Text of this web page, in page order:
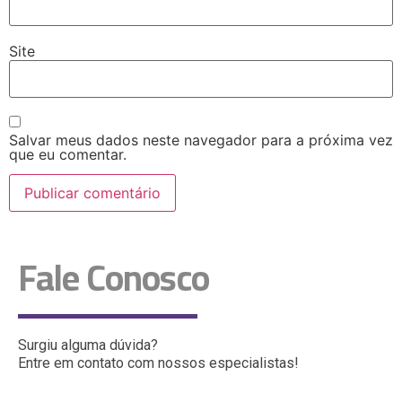
Site
Salvar meus dados neste navegador para a próxima vez
que eu comentar.
Fale Conosco
Surgiu alguma dúvida?
Entre em contato com nossos especialistas!